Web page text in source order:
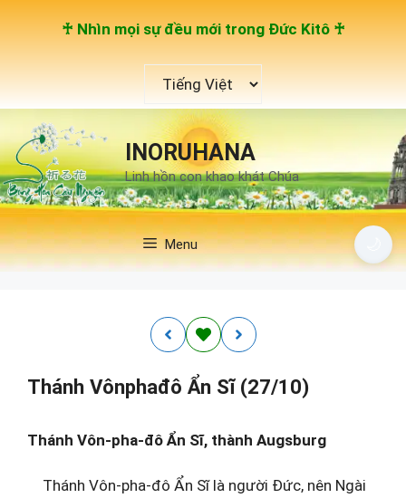
♰ Nhìn mọi sự đều mới trong Đức Kitô ♰
ngôn
ngữ
INORUHANA
Linh hồn con khao khát Chúa
Menu
Thánh Vônphađô Ẩn Sĩ (27/10)
Thánh Vôn-pha-đô Ẩn Sĩ, thành Augsburg
Thánh Vôn-pha-đô Ẩn Sĩ là người Đức, nên Ngài